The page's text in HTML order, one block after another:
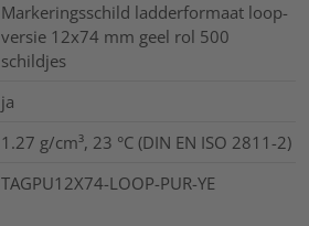
Markeringsschild ladderformaat loop-
versie 12x74 mm geel rol 500
schildjes
ja
1.27 g/cm³, 23 °C (DIN EN ISO 2811-2)
TAGPU12X74-LOOP-PUR-YE